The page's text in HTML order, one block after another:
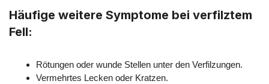
Häufige weitere Symptome bei verfilztem
Fell:
Rötungen oder wunde Stellen unter den Verfilzungen.
Vermehrtes Lecken oder Kratzen.